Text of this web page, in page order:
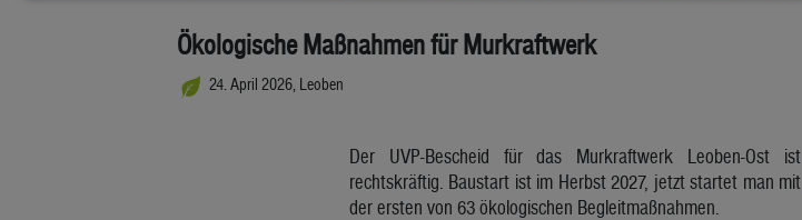
Ökologische Maßnahmen für Murkraftwerk
24. April 2026, Leoben
Der UVP-Bescheid für das Murkraftwerk Leoben-Ost ist
rechtskräftig. Baustart ist im Herbst 2027, jetzt startet man mit
der ersten von 63 ökologischen Begleitmaßnahmen.